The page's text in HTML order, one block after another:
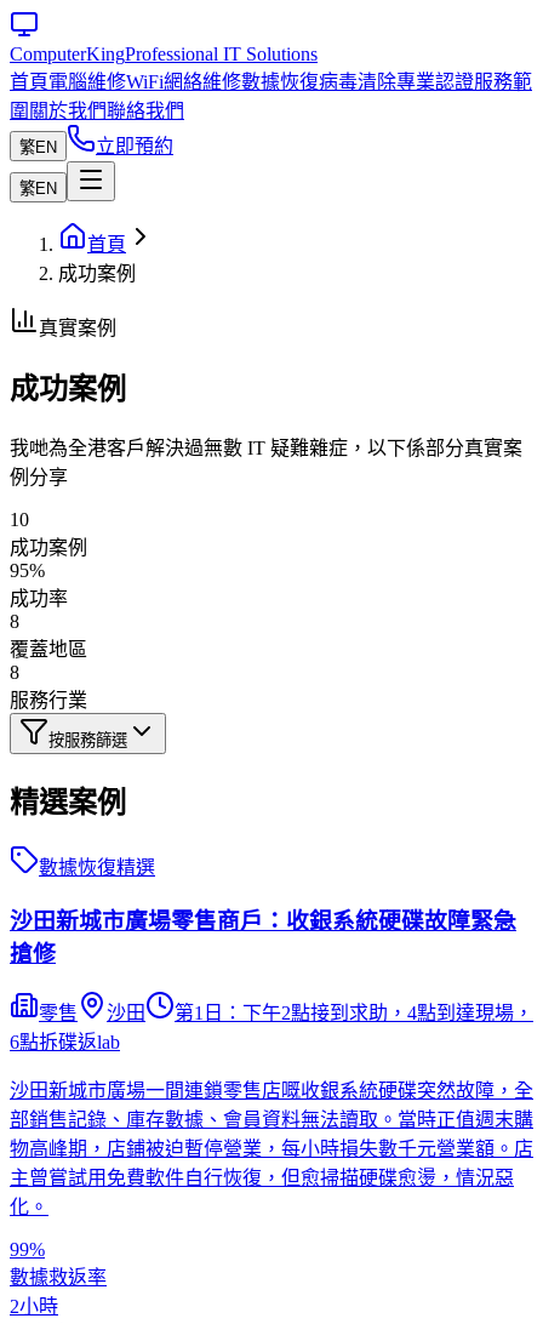
ComputerKingProfessional IT Solutions
首頁電腦維修WiFi網絡維修數據恢復病毒清除專業認證服務範
圍 關於我們聯絡我們
繁EN 立即預約
繁EN
首頁
成功案例
真實案例
成功案例
我哋為全港客戶解決過無數 IT 疑難雜症，以下係部分真實案
例分享
10
成功案例
95%
成功率
8
覆蓋地區
8
服務行業
按服務篩選
精選案例
數據恢復精選
沙田新城市廣場零售商戶：收銀系統硬碟故障緊急
搶修
零售 沙田
第1日：下午2點接到求助，4點到達現場，
6點拆碟返lab
沙田新城市廣場一間連鎖零售店嘅收銀系統硬碟突然故障，全
部銷售記錄、庫存數據、會員資料無法讀取。當時正值週末購
物高峰期，店鋪被迫暫停營業，每小時損失數千元營業額。店
主曾嘗試用免費軟件自行恢復，但愈掃描硬碟愈燙，情況惡
化。
99%
數據救返率
2小時